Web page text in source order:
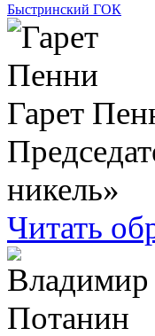
Быстринский ГОК
Гарет
никель»
Читать